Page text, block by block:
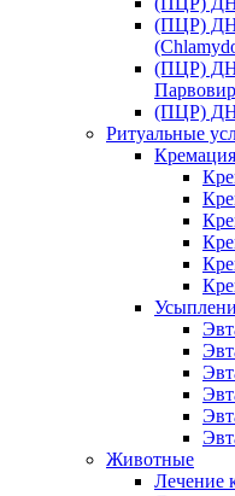
(ПЦР)
(ПЦР)
(ПЦР)
Ритуальные
Животные
Лечение